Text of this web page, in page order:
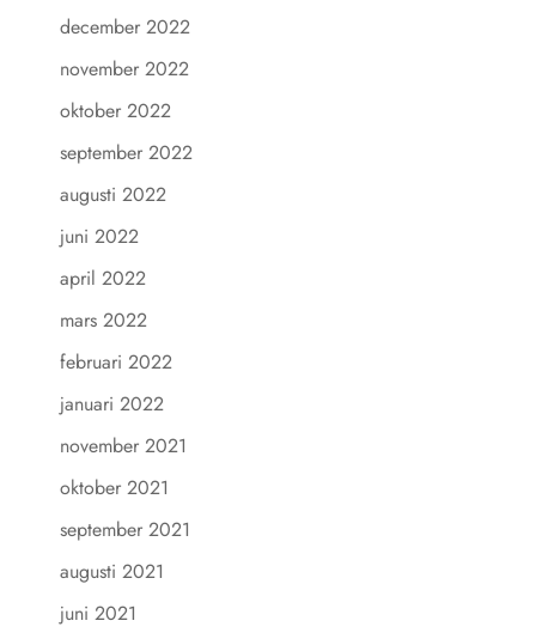
december 2022
november 2022
oktober 2022
september 2022
augusti 2022
juni 2022
april 2022
mars 2022
februari 2022
januari 2022
november 2021
oktober 2021
september 2021
augusti 2021
juni 2021